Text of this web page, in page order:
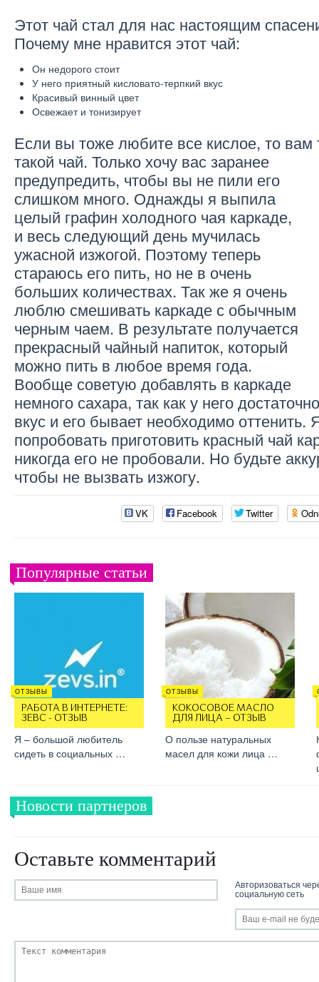
Этот чай стал для нас настоящим
Почему мне нравится этот чай:
Он недорого стоит
У него приятный кисловато-терпкий вкус
Красивый винный цвет
Освежает и тонизирует
Если вы тоже любите все кислое, то вам
такой чай. Только хочу вас заранее
предупредить, чтобы вы не пили его
слишком много. Однажды я выпила
целый графин холодного чая каркаде,
и весь следующий день мучилась
ужасной изжогой. Поэтому теперь
стараюсь его пить, но не в очень
больших количествах. Так же я очень
люблю смешивать каркаде с обычным
черным чаем. В результате получается
прекрасный чайный напиток, который
можно пить в любое время года.
Вообще советую добавлять в каркаде
немного сахара, так как у него
вкус и его бывает необходимо оттенить.
попробовать приготовить красный чай
никогда его не пробовали. Но будьте
чтобы не вызвать изжогу.
VK Facebook Twitter
Популярные статьи
ОТЗЫВЫ
РАБОТА В ИНТЕРНЕТЕ:
ЗЕВС - ОТЗЫВ
Я – большой любитель
сидеть в социальных …
ОТЗЫВЫ
КОКОСОВОЕ МАСЛО
ДЛЯ ЛИЦА – ОТЗЫВ
О пользе натуральных
масел для кожи лица …
Новости партнеров
Оставьте комментарий
Авторизоваться
социальную сеть